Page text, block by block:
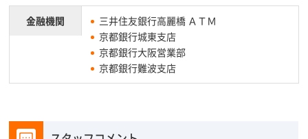
金融機関
三井住友銀行高麗橋 ＡＴＭ
京都銀行城東支店
京都銀行大阪営業部
京都銀行難波支店